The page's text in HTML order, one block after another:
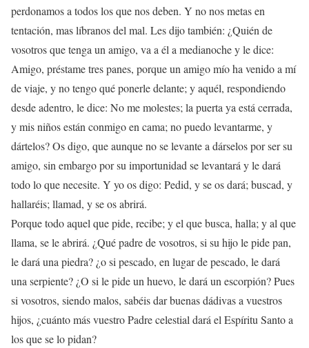
perdonamos a todos los que nos deben. Y no nos metas en
tentación, mas líbranos del mal. Les dijo también: ¿Quién de
vosotros que tenga un amigo, va a él a medianoche y le dice:
Amigo, préstame tres panes, porque un amigo mío ha venido a mí
de viaje, y no tengo qué ponerle delante; y aquél, respondiendo
desde adentro, le dice: No me molestes; la puerta ya está cerrada,
y mis niños están conmigo en cama; no puedo levantarme, y
dártelos? Os digo, que aunque no se levante a dárselos por ser su
amigo, sin embargo por su importunidad se levantará y le dará
todo lo que necesite. Y yo os digo: Pedid, y se os dará; buscad, y
hallaréis; llamad, y se os abrirá.
Porque todo aquel que pide, recibe; y el que busca, halla; y al que
llama, se le abrirá. ¿Qué padre de vosotros, si su hijo le pide pan,
le dará una piedra? ¿o si pescado, en lugar de pescado, le dará
una serpiente? ¿O si le pide un huevo, le dará un escorpión? Pues
si vosotros, siendo malos, sabéis dar buenas dádivas a vuestros
hijos, ¿cuánto más vuestro Padre celestial dará el Espíritu Santo a
los que se lo pidan?